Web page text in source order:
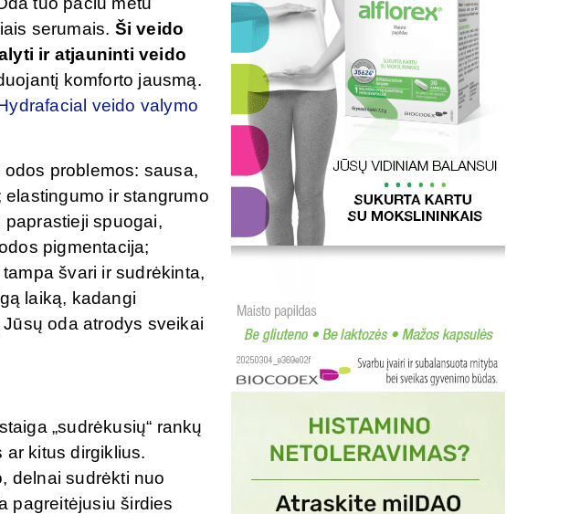
serumais. Ši veido
ir atjauninti veido
komforto jausmą.
veido valymo
problemos: sausa,
ir stangrumo
spuogai,
pigmentacija;
švari ir sudrėkinta,
laiką, kadangi
oda atrodys sveikai
„sudrėkusių“ rankų
kitus dirgiklius.
delnai sudrėkti nuo
pagreitėjusiu širdies